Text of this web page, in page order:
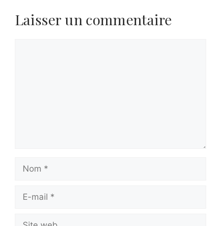
Laisser un commentaire
Nom
Site